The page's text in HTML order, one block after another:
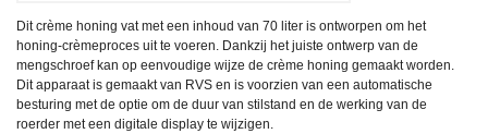
Dit crème honing vat met een inhoud van 70 liter is ontworpen om het
honing-crèmeproces uit te voeren. Dankzij het juiste ontwerp van de
mengschroef kan op eenvoudige wijze de crème honing gemaakt worden.
Dit apparaat is gemaakt van RVS en is voorzien van een automatische
besturing met de optie om de duur van stilstand en de werking van de
roerder met een digitale display te wijzigen.